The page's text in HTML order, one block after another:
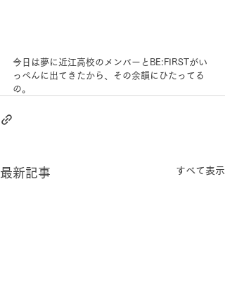
今日は夢に近江高校のメンバーとBE:FIRSTがい
っぺんに出てきたから、その余韻にひたってる
の。
最新記事 すべて表示